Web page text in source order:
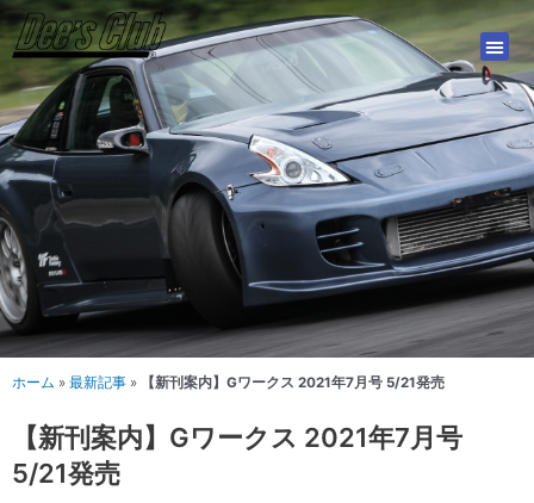
内
容
を
ス
キ
ッ
プ
ホーム » 最新記事 » 【新刊案内】Gワークス 2021年7月号 5/21発売
【新刊案内】Gワークス 2021年7月号
5/21発売